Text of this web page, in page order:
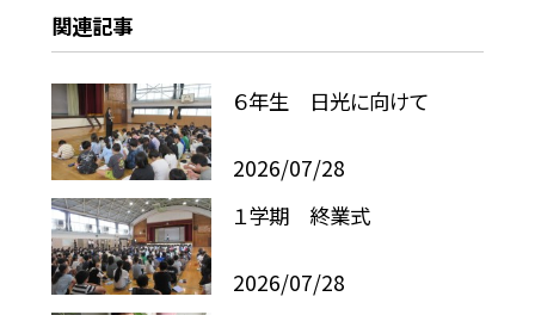
関連記事
６年生 日光に向けて
2026/07/28
１学期 終業式
2026/07/28